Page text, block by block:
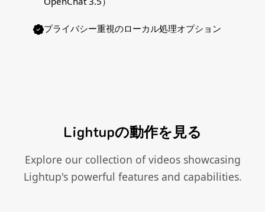
プライバシー重視のローカル処理オプション
Lightupの動作を見る
Explore our collection of videos showcasing
Lightup's powerful features and capabilities.